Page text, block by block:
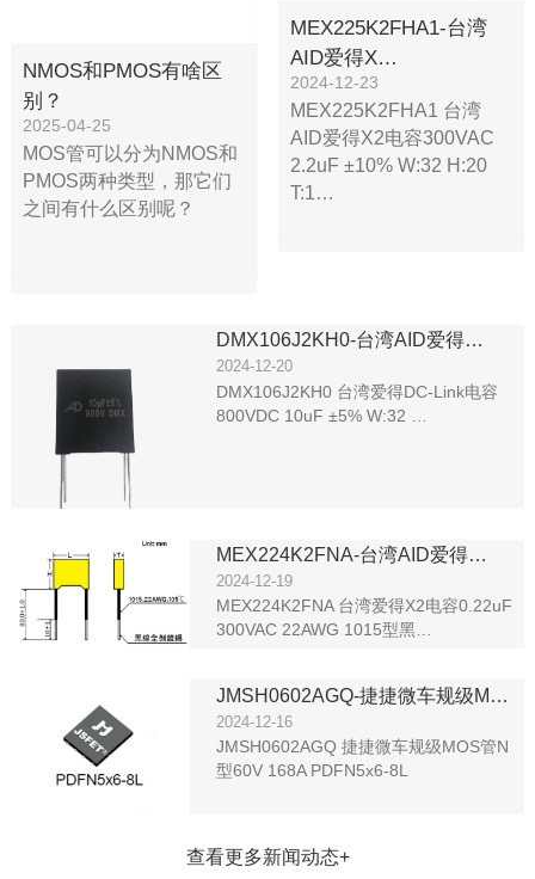
NMOS和PMOS有啥区
别？
2025-04-25
MOS管可以分为NMOS和
PMOS两种类型，那它们
之间有什么区别呢？
MEX225K2FHA1-台湾
AID爱得X…
2024-12-23
MEX225K2FHA1 台湾
AID爱得X2电容300VAC
2.2uF ±10% W:32 H:20
T:1…
DMX106J2KH0-台湾AID爱得…
2024-12-20
DMX106J2KH0 台湾爱得DC-Link电容
800VDC 10uF ±5% W:32 …
MEX224K2FNA-台湾AID爱得…
2024-12-19
MEX224K2FNA 台湾爱得X2电容0.22uF
300VAC 22AWG 1015型黑…
JMSH0602AGQ-捷捷微车规级M…
2024-12-16
JMSH0602AGQ 捷捷微车规级MOS管N
型60V 168A PDFN5x6-8L
查看更多新闻动态+